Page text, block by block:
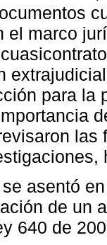
el marco
para la
asentó
de un
640 de